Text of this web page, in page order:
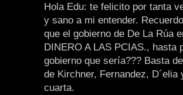
Hola Edu: te felicito por tanta
y sano a mi entender.
que el gobierno de De La Rúa
DINERO A LAS PCIAS.,
gobierno que sería??? Basta
de Kirchner, Fernandez,
cuarta.